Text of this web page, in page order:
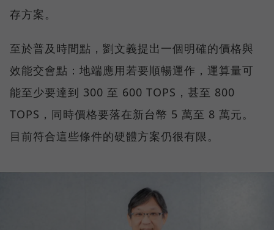
存方案。
至於普及時間點，劉文義提出一個明確的價格與
效能交會點：地端應用若要順暢運作，運算量可
能至少要達到 300 至 600 TOPS，甚至 800
TOPS，同時價格要落在新台幣 5 萬至 8 萬元。
目前符合這些條件的硬體方案仍很有限。